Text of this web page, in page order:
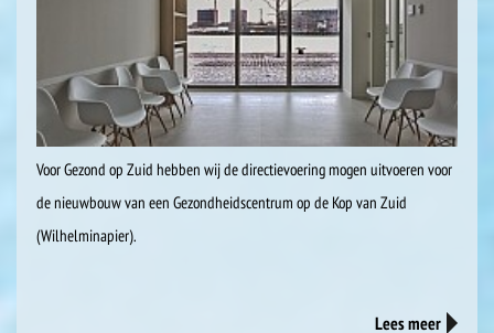
Voor Gezond op Zuid hebben wij de directievoering mogen uitvoeren voor
de nieuwbouw van een Gezondheidscentrum op de Kop van Zuid
(Wilhelminapier).
Lees meer